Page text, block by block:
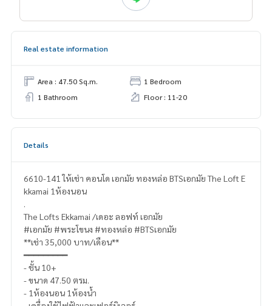
Real estate information
Area : 47.50 Sq.m.
1 Bedroom
1 Bathroom
Floor : 11-20
Details
6610-141 ให้เช่า คอนโด เอกมัย ทองหล่อ BTSเอกมัย The Loft E
kkamai 1ห้องนอน
.
The Lofts Ekkamai /เดอะ ลอฟท์ เอกมัย
#เอกมัย #พระโขนง #ทองหล่อ #BTSเอกมัย
**เช่า 35,000 บาท/เดือน**
━━━━━━━━━
- ชั้น 10+
- ขนาด 47.50 ตรม.
- 1ห้องนอน 1ห้องน้ำ